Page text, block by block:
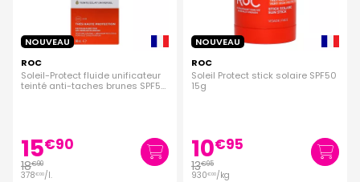
NOUVEAU
ROC
Soleil-Protect fluide unificateur
teinté anti-taches brunes SPF50
15€90
18€90
378€00/l.
NOUVEAU
ROC
Soleil Protect stick solaire SPF50
15g
10€95
13€95
930€00/kg